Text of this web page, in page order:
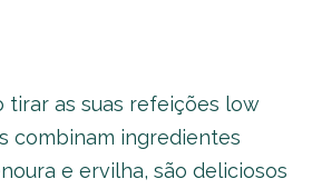
tirar as suas refeições low
combinam ingredientes
e ervilha, são deliciosos